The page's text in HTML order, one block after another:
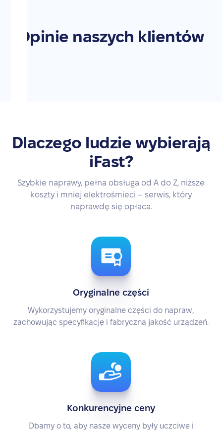
Opinie naszych klientów
Dlaczego ludzie wybierają
iFast?
Szybkie naprawy, pełna obsługa od A do Z, niższe
koszty i mniej elektrośmieci – serwis, który
naprawdę się opłaca.
Oryginalne części
Wykorzystujemy oryginalne części do napraw,
zachowując specyfikację i fabryczną jakość urządzeń.
Konkurencyjne ceny
Dbamy o to, aby nasze wyceny były uczciwe i